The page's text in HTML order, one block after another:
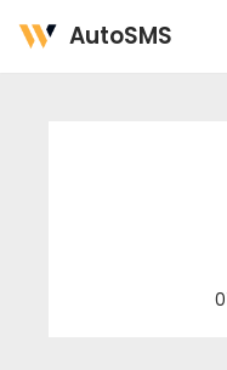
Skip
to
AutoSMS